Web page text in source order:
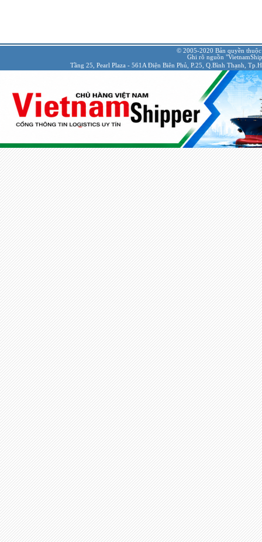
© 2005-2020 Bản quyền
Ghi rõ nguồn
Tầng 25, Pearl Plaza - 561A Điện Biên Phủ, P.25, Q.Bình Thạnh,